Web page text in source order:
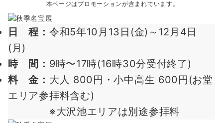
本ページはプロモーションが含まれています。
日 程： 令和5年10月13日(金)～12月4日
(月)
時 間： 9時〜17時(16時30分受付終了)
料 金： 大人 800円・小中高生 600円(お堂
エリア参拝料含む)
※大沢池エリアは別途参拝料